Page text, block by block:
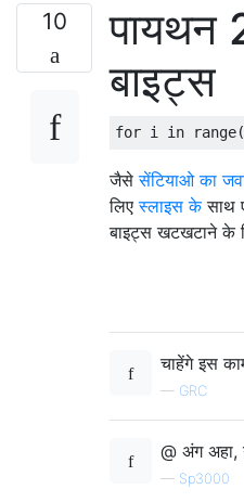
10 पायथन
बाइट्स
for i in range(
जैसेसेंटियाओ का
लिएस्लाइस केसाथ
बाइट्स खटखटाने के
चाहेंगे इस
— GRC
@ अंग अहा,
— Sp3000